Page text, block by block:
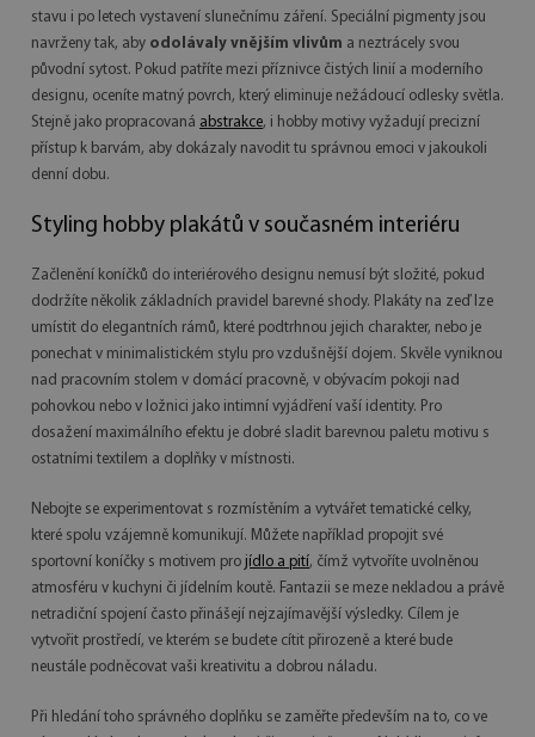
stavu i po letech vystavení slunečnímu záření. Speciální pigmenty jsou
navrženy tak, aby odolávaly vnějším vlivům a neztrácely svou
původní sytost. Pokud patříte mezi příznivce čistých linií a moderního
designu, oceníte matný povrch, který eliminuje nežádoucí odlesky světla.
Stejně jako propracovaná abstrakce, i hobby motivy vyžadují precizní
přístup k barvám, aby dokázaly navodit tu správnou emoci v jakoukoli
denní dobu.
Styling hobby plakátů v současném interiéru
Začlenění koníčků do interiérového designu nemusí být složité, pokud
dodržíte několik základních pravidel barevné shody. Plakáty na zeď lze
umístit do elegantních rámů, které podtrhnou jejich charakter, nebo je
ponechat v minimalistickém stylu pro vzdušnější dojem. Skvěle vyniknou
nad pracovním stolem v domácí pracovně, v obývacím pokoji nad
pohovkou nebo v ložnici jako intimní vyjádření vaší identity. Pro
dosažení maximálního efektu je dobré sladit barevnou paletu motivu s
ostatními textilem a doplňky v místnosti.
Nebojte se experimentovat s rozmístěním a vytvářet tematické celky,
které spolu vzájemně komunikují. Můžete například propojit své
sportovní koníčky s motivem pro jídlo a pití, čímž vytvoříte uvolněnou
atmosféru v kuchyni či jídelním koutě. Fantazii se meze nekladou a právě
netradiční spojení často přinášejí nejzajímavější výsledky. Cílem je
vytvořit prostředí, ve kterém se budete cítit přirozeně a které bude
neustále podněcovat vaši kreativitu a dobrou náladu.
Při hledání toho správného doplňku se zaměřte především na to, co ve